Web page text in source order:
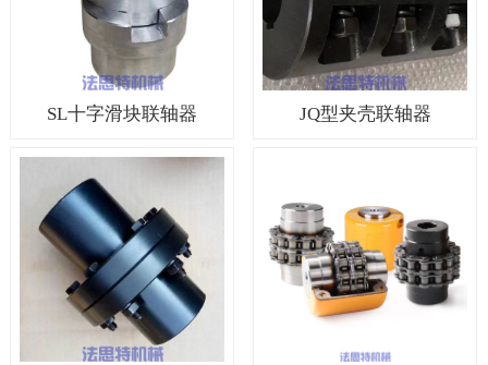
SL十字滑块联轴器 JQ型夹壳联轴器